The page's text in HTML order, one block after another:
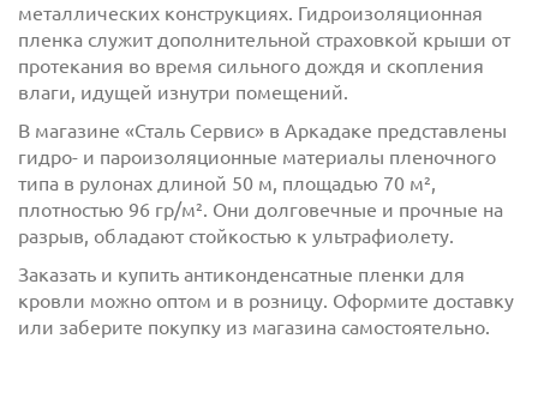
с политикой обработки персональных данных
ознакомлен(-а) и даю согласиена обработку
персональных данных
с политикой конфиденциальностиознакомлен(-а)
и даю согласие
металлических конструкциях. Гидроизоляционная
пленка служит дополнительной страховкой крыши от
протекания во время сильного дождя и скопления
влаги, идущей изнутри помещений.
В магазине «Сталь Сервис» в Аркадаке представлены
гидро- и пароизоляционные материалы пленочного
типа в рулонах длиной 50 м, площадью 70 м²,
плотностью 96 гр/м². Они долговечные и прочные на
разрыв, обладают стойкостью к ультрафиолету.
Заказать и купить антиконденсатные пленки для
кровли можно оптом и в розницу. Оформите доставку
или заберите покупку из магазина самостоятельно.